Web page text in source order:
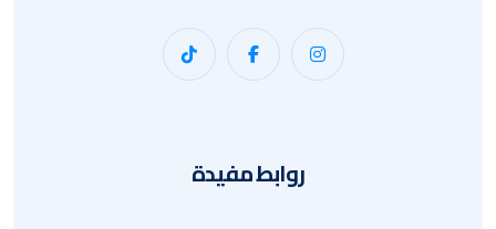
روابط مفيدة